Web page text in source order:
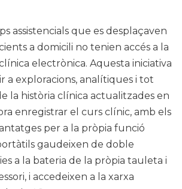
assistencials que es desplaçaven
a domicili no tenien accés a la
electrònica. Aquesta iniciativa
a exploracions, analítiques i tot
la història clínica actualitzades en
enregistrar el curs clínic, amb els
per a la pròpia funció
gaudeixen de doble
a la bateria de la pròpia tauleta i
i accedeixen a la xarxa